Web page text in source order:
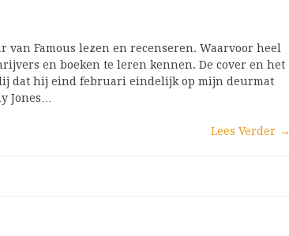
Famous lezen en recenseren. Waarvoor heel
en boeken te leren kennen. De cover en het
dat hij eind februari eindelijk op mijn deurmat
Jones…
Lees Verder →